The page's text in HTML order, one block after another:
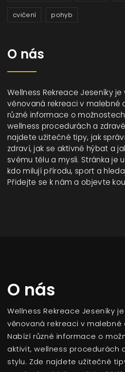
cvičení pohyb
O nás
Wellness Rekreace Jeseníky
věnovaná rekreaci v malebné
různé informace o
wellness procedurách a
najdete užitečné tipy, jak
zdraví, jak se aktivně hýbat a
svému tělu a mysli. Stránka je
kdo milují přírodu, sport a
Přidejte se k nám a objevte
O nás
Wellness Rekreace Jeseníky
věnovaná rekreaci v malebné
Nabízí různé informace o
aktivit, wellness procedurách
stylu. Zde najdete užitečné